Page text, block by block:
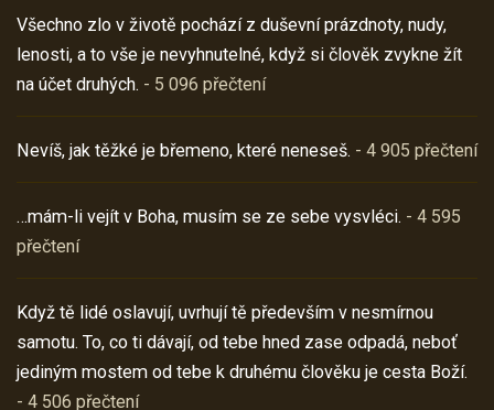
Všechno zlo v životě pochází z duševní prázdnoty, nudy,
lenosti, a to vše je nevyhnutelné, když si člověk zvykne žít
na účet druhých. - 5 096 přečtení
Nevíš, jak těžké je břemeno, které neneseš. - 4 905 přečtení
…mám-li vejít v Boha, musím se ze sebe vysvléci. - 4 595
přečtení
Když tě lidé oslavují, uvrhují tě především v nesmírnou
samotu. To, co ti dávají, od tebe hned zase odpadá, neboť
jediným mostem od tebe k druhému člověku je cesta Boží.
- 4 506 přečtení